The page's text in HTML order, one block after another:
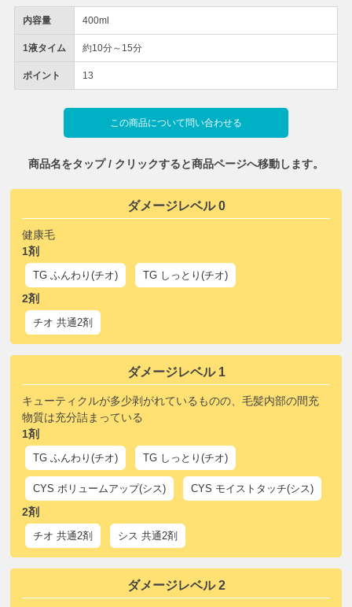
内容量 400ml
1液タイム 約10分～15分
ポイント 13
この商品について問い合わせる
商品名をタップ / クリックすると商品ページへ移動します。
ダメージレベル 0
健康毛
1剤
TG ふんわり(チオ) TG しっとり(チオ)
2剤
チオ 共通2剤
ダメージレベル 1
キューティクルが多少剥がれているものの、毛髪内部の間充
物質は充分詰まっている
1剤
TG ふんわり(チオ) TG しっとり(チオ)
CYS ボリュームアップ(シス) CYS モイストタッチ(シス)
2剤
チオ 共通2剤 シス 共通2剤
ダメージレベル 2